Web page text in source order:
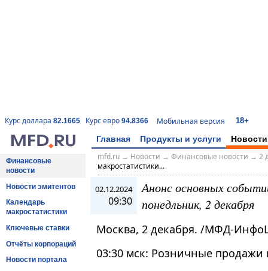
Курс доллара 82.1665 Курс евро 94.8366 Мобильная версия 18+
Главная Продукты и услуги Новости
Финансовые
новости
Новости эмитентов
Календарь
макростатистики
Ключевые ставки
Отчёты корпораций
Новости портала
mfd.ru→ Новости → Финансовые новости → 2
макростатистики...
02.12.2024
09:30
Анонс основных
понедльник, 2 декабря
Москва, 2 декабря. /МФД-
03:30 мск: Розничные продажи